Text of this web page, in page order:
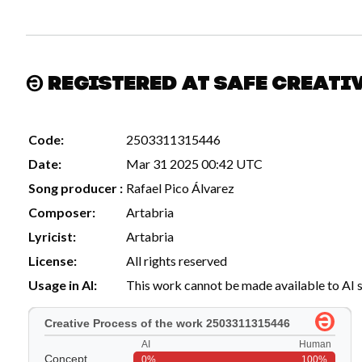
Registered at Safe
Code:
2503311315446
Date:
Mar 31 2025 00:42 UTC
Song producer : Rafael Pico Álvarez
Composer:
Artabria
Lyricist:
Artabria
License:
All rights reserved
Usage in AI:
This work cannot be made available to AI